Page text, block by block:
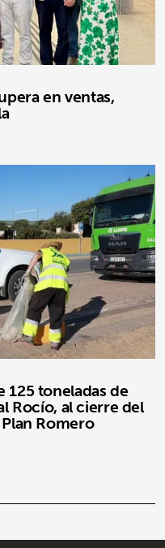
en ventas,
125 toneladas de
Rocío, al cierre del
Romero